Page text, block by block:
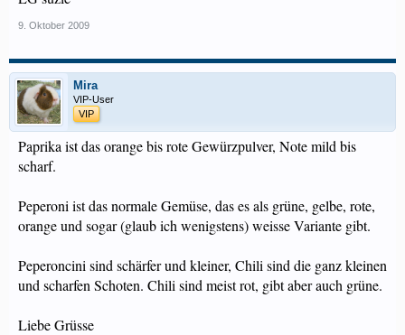
9. Oktober 2009
Mira
VIP-User
VIP
Paprika ist das orange bis rote Gewürzpulver, Note mild bis
scharf.
Peperoni ist das normale Gemüse, das es als grüne, gelbe, rote,
orange und sogar (glaub ich wenigstens) weisse Variante gibt.
Peperoncini sind schärfer und kleiner, Chili sind die ganz kleinen
und scharfen Schoten. Chili sind meist rot, gibt aber auch grüne.
Liebe Grüsse